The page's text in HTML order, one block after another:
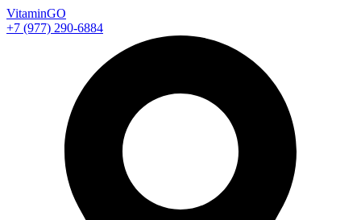
VitaminGO
+7 (977) 290-6884